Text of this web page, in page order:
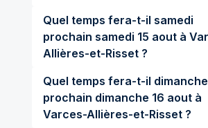
Quel temps fera-t-il samedi
prochain samedi 15 aout à Varces-
Allières-et-Risset ?
Quel temps fera-t-il dimanche
prochain dimanche 16 aout à
Varces-Allières-et-Risset ?